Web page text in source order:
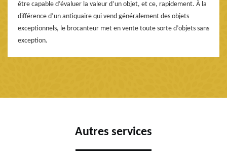
être capable d’évaluer la valeur d’un objet, et ce, rapidement. À la
différence d’un antiquaire qui vend généralement des objets
exceptionnels, le brocanteur met en vente toute sorte d’objets sans
exception.
Autres services